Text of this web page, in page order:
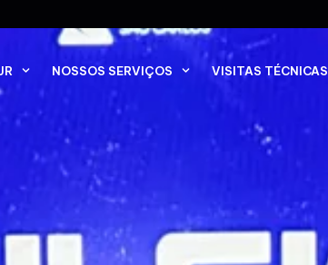
NOSSOS SERVIÇOS VISITAS TÉCNICAS